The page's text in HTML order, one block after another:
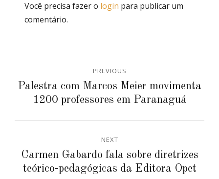
Você precisa fazer o login para publicar um
comentário.
de
Post
PREVIOUS
Previous
Palestra com Marcos Meier movimenta
1200 professores em Paranaguá
NEXT
Next
post:
Carmen Gabardo fala sobre diretrizes
teórico-pedagógicas da Editora Opet